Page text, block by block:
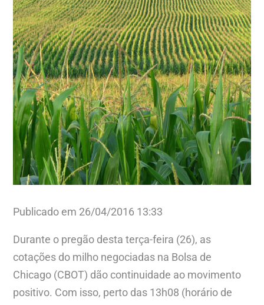
Publicado em 26/04/2016 13:33
Durante o pregão desta terça-feira (26), as
cotações do milho negociadas na Bolsa de
Chicago (CBOT) dão continuidade ao movimento
positivo. Com isso, perto das 13h08 (horário de